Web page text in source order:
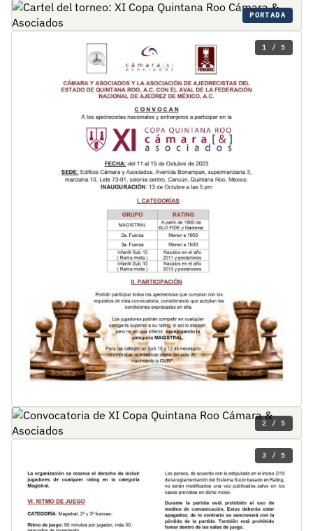
PORTADA
1 / 5
2 / 5
3 / 5